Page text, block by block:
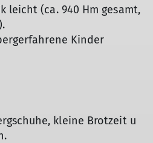
leicht (ca. 940 Hm gesamt,
Kinder
kleine Brotzeit u